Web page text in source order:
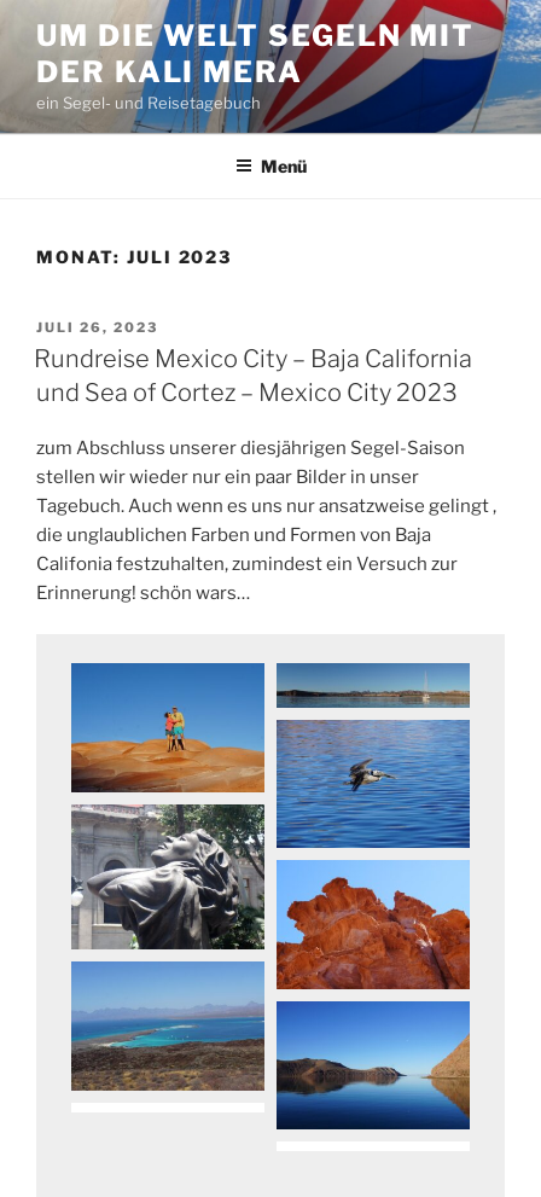
Inhalt
springen
UM DIE WELT SEGELN MIT
DER KALI MERA
ein Segel- und Reisetagebuch
Menü
MONAT: JULI 2023
VERÖFFENTLICHT
AM
JULI 26, 2023
Rundreise Mexico City – Baja California
und Sea of Cortez – Mexico City 2023
zum Abschluss unserer diesjährigen Segel-Saison
stellen wir wieder nur ein paar Bilder in unser
Tagebuch. Auch wenn es uns nur ansatzweise gelingt ,
die unglaublichen Farben und Formen von Baja
Califonia festzuhalten, zumindest ein Versuch zur
Erinnerung! schön wars…